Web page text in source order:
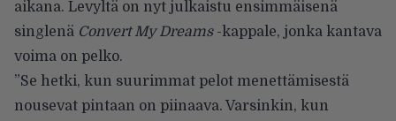
aikana. Levyltä on nyt julkaistu ensimmäisenä
singlenä Convert My Dreams-kappale, jonka kantava
voima on pelko.
”Se hetki, kun suurimmat pelot menettämisestä
nousevat pintaan on piinaava. Varsinkin, kun